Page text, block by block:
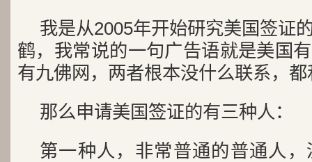
我是从2005年开始研究美国签证
鹤，我常说的一句广告语就是美国
有九佛网，两者根本没什么联系，
那么申请美国签证的有三种人：
第一种人，非常普通的普通人